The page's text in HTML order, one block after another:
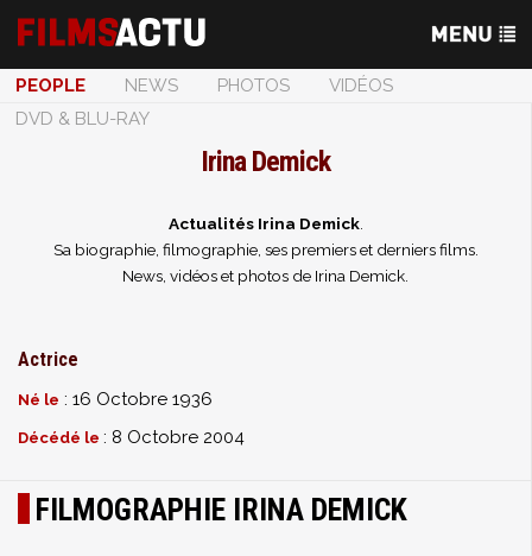
PEOPLE NEWS PHOTOS
VIDÉOS
DVD & BLU-RAY
Irina Demick
Actualités Irina Demick.
Sa biographie, filmographie, ses premiers et derniers films.
News, vidéos et photos de Irina Demick.
Actrice
Né le : 16 Octobre 1936
Décédé le : 8 Octobre 2004
FILMOGRAPHIE IRINA DEMICK